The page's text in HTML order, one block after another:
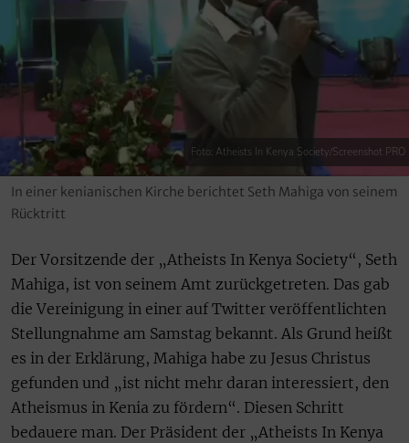
Foto: Atheists In Kenya Society/Screenshot PRO
In einer kenianischen Kirche berichtet Seth Mahiga von seinem
Rücktritt
Der Vorsitzende der „Atheists In Kenya Society“, Seth
Mahiga, ist von seinem Amt zurückgetreten. Das gab
die Vereinigung in einer auf Twitter veröffentlichten
Stellungnahme am Samstag bekannt. Als Grund heißt
es in der Erklärung, Mahiga habe zu Jesus Christus
gefunden und „ist nicht mehr daran interessiert, den
Atheismus in Kenia zu fördern“. Diesen Schritt
bedauere man. Der Präsident der „Atheists In Kenya